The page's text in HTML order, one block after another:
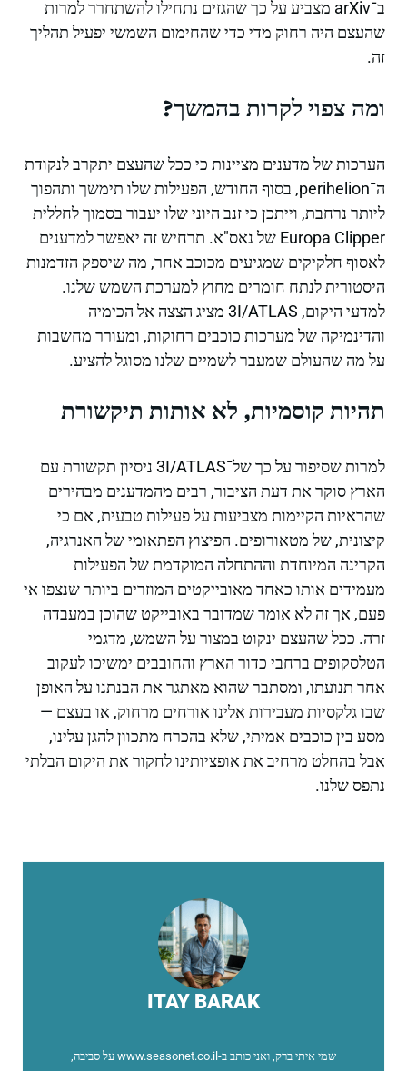
ב־arXiv מצביע על כך שהגזים נתחילו להשתחרר למרות
שהעצם היה רחוק מדי כדי שהחימום השמשי יפעיל תהליך
זה.
ומה צפוי לקרות בהמשך?
הערכות של מדענים מציינות כי ככל שהעצם יתקרב לנקודת
ה־perihelion, בסוף החודש, הפעילות שלו תימשך ותהפוך
ליותר נרחבת, וייתכן כי זנב היוני שלו יעבור בסמוך לחללית
Europa Clipper של נאס"א. תרחיש זה יאפשר למדענים
לאסוף חלקיקים שמגיעים מכוכב אחר, מה שיספק הזדמנות
היסטורית לנתח חומרים מחוץ למערכת השמש שלנו.
למדעי היקום, 3I/ATLAS מציג הצצה אל הכימיה
והדינמיקה של מערכות כוכבים רחוקות, ומעורר מחשבות
על מה שהעולם שמעבר לשמיים שלנו מסוגל להציע.
תהיות קוסמיות, לא אותות תיקשורת
למרות שסיפור על כך של־3I/ATLAS ניסיון תקשורת עם
הארץ סוקר את דעת הציבור, רבים מהמדענים מבהירים
שהראיות הקיימות מצביעות על פעילות טבעית, אם כי
קיצונית, של מטאורופים. הפיצוץ הפתאומי של האנרגיה,
הקרינה המיוחדת וההתחלה המוקדמת של הפעילות
מעמידים אותו כאחד מאובייקטים המוזרים ביותר שנצפו אי
פעם, אך זה לא אומר שמדובר באובייקט שהוכן במעבדה
זרה. ככל שהעצם ינקוט במצור על השמש, מדגמי
הטלסקופים ברחבי כדור הארץ והחובבים ימשיכו לעקוב
אחר תנועתו, ומסתבר שהוא מאתגר את הבנתנו על האופן
שבו גלקסיות מעבירות אלינו אורחים מרחוק, או בעצם —
מסע בין כוכבים אמיתי, שלא בהכרח מתכוון להגן עלינו,
אבל בהחלט מרחיב את אופציותינו לחקור את היקום הבלתי
נתפס שלנו.
ITAY BARAK
שמי איתי ברק, ואני כותב ב-www.seasonet.co.il על סביבה,